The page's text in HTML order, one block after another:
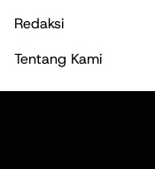
Redaksi
Tentang Kami